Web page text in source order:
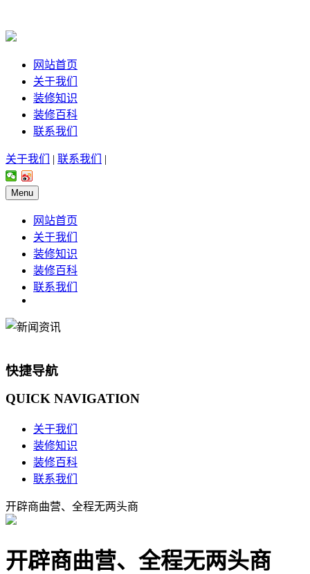
网站首页
关于我们
装修知识
装修百科
联系我们
关于我们 | 联系我们 |
Menu
网站首页
关于我们
装修知识
装修百科
联系我们
快捷导航
QUICK NAVIGATION
关于我们
装修知识
装修百科
联系我们
开辟商曲营、全程无两头商
开辟商曲营、全程无两头商